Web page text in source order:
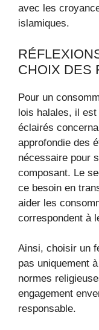
avec les
islamiques.
CHOIX DES
Pour un
lois halales, il
éclairés
approfondie des
nécessaire pour
composant. Le
ce besoin en
aider les
correspondent à
Ainsi, choisir un
pas uniquement
normes
engagement
responsable.